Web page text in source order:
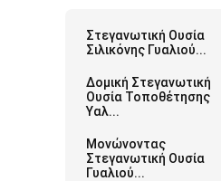
Στεγανωτική Ουσία
Σιλικόνης Γυαλιού...
Δομική Στεγανωτική
Ουσία Τοποθέτησης
Υαλ...
Μονώνοντας
Στεγανωτική Ουσία
Γυαλιού...